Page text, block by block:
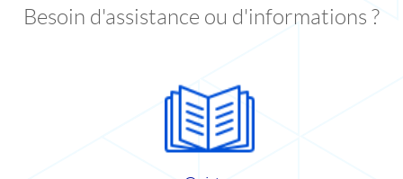
Besoin d'assistance ou d'informations ?